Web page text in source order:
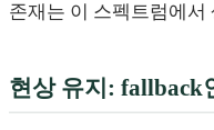
존재는 이 스펙트럼에서
현상 유지: fallback